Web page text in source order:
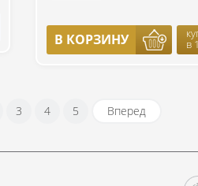
В КОРЗИНУ в
3 4 5 Вперед